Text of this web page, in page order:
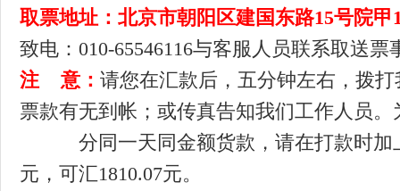
取票地址： 北京市朝阳区建国东路15号院甲
致电：010-65546116与客服人员联系取送票
注 意： 请您在汇款后，五分钟左右，拨
票款有无到帐；或传真告知我们工作人员。
分同一天 同金额货款，请在打款时
元，可汇1810.07元。